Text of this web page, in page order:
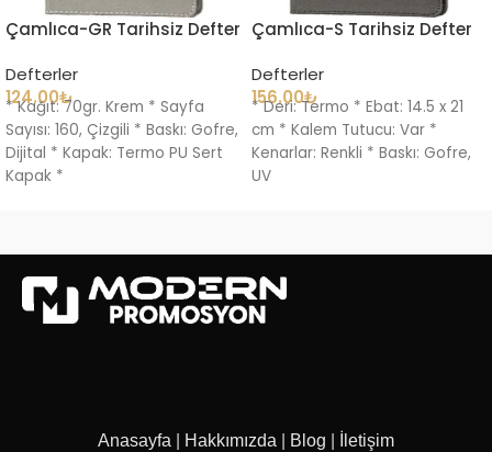
Çamlıca-GR Tarihsiz Defter
Defterler
124.00₺
* Kağıt: 70gr. Krem * Sayfa
Sayısı: 160, Çizgili * Baskı: Gofre,
Dijital * Kapak: Termo PU Sert
Kapak *
Çamlıca-S Tarihsiz Defter
Defterler
156.00₺
* Deri: Termo * Ebat: 14.5 x 21
cm * Kalem Tutucu: Var *
Kenarlar: Renkli * Baskı: Gofre,
UV
Anasayfa Hakkımızda Blog İletişim